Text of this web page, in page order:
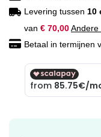
Levering tussen 10
van € 70,00Andere
Betaal in termijnen